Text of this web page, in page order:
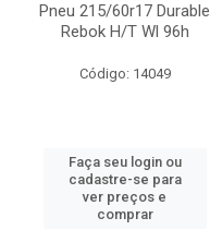
Pneu 215/60r17 Durable
Rebok H/T Wl 96h
Código: 14049
Faça seu login ou
cadastre-se para
ver preços e
comprar